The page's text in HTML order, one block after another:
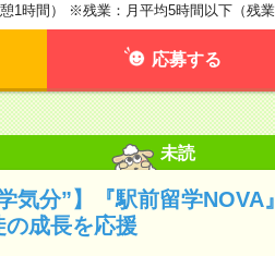
1時間） ※残業：月平均5時間以下（残
応募する
未読
気分”】『駅前留学
成長を応援